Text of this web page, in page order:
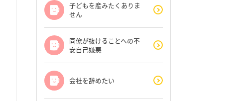
子どもを産みたくありま
せん
同僚が抜けることへの不
安自己嫌悪
会社を辞めたい